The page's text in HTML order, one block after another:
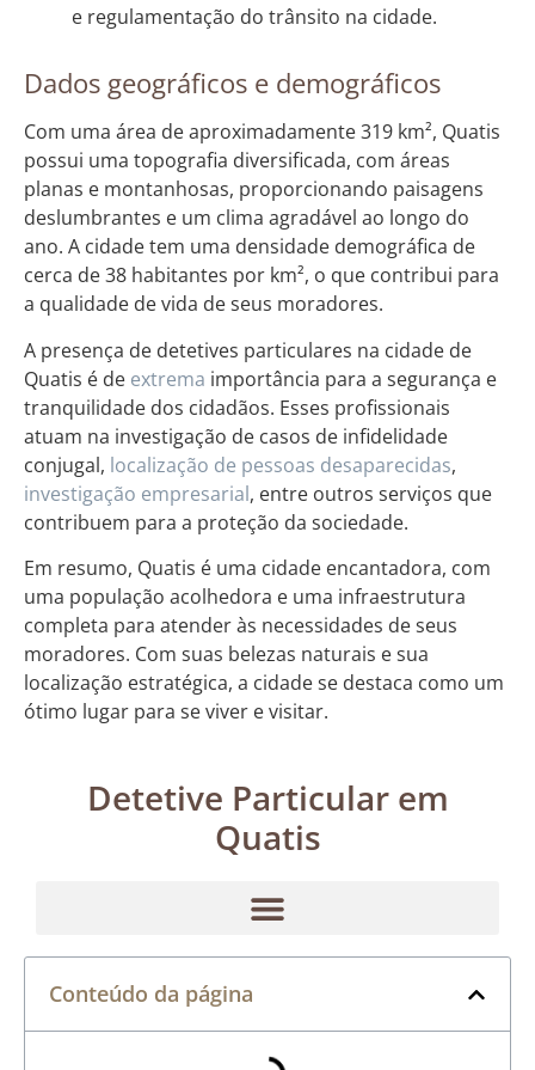
e regulamentação do trânsito na cidade.
Dados geográficos e demográficos
Com uma área de aproximadamente 319 km², Quatis
possui uma topografia diversificada, com áreas
planas e montanhosas, proporcionando paisagens
deslumbrantes e um clima agradável ao longo do
ano. A cidade tem uma densidade demográfica de
cerca de 38 habitantes por km², o que contribui para
a qualidade de vida de seus moradores.
A presença de detetives particulares na cidade de
Quatis é de extrema importância para a segurança e
tranquilidade dos cidadãos. Esses profissionais
atuam na investigação de casos de infidelidade
conjugal, localização de pessoas desaparecidas,
investigação empresarial, entre outros serviços que
contribuem para a proteção da sociedade.
Em resumo, Quatis é uma cidade encantadora, com
uma população acolhedora e uma infraestrutura
completa para atender às necessidades de seus
moradores. Com suas belezas naturais e sua
localização estratégica, a cidade se destaca como um
ótimo lugar para se viver e visitar.
Detetive Particular em
Quatis
Conteúdo da página